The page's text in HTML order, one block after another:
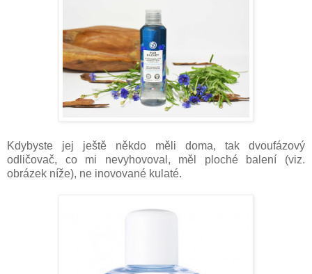
Kdybyste jej ještě někdo měli doma, tak dvoufázový
odličovač, co mi nevyhovoval, měl ploché balení (viz.
obrázek níže), ne inovované kulaté.